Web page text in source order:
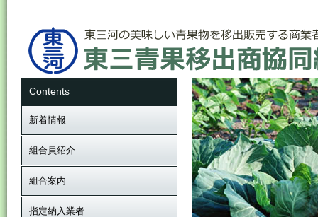
Contents
新着情報
組合員紹介
組合案内
指定納入業者